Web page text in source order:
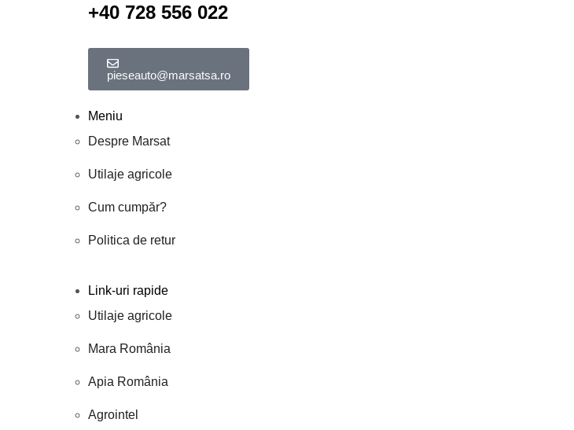
+40 728 556 022
pieseauto@marsatsa.ro
Meniu
Despre Marsat
Utilaje agricole
Cum cumpăr?
Politica de retur
Link-uri rapide
Utilaje agricole
Mara România
Apia România
Agrointel